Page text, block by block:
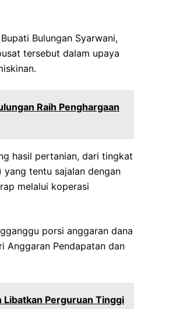
Bulungan Syarwani,
tersebut dalam upaya
Raih Penghargaan
hasil pertanian, dari tingkat
yang tentu sajalan dengan
melalui koperasi
porsi anggaran dana
Anggaran Pendapatan dan
Libatkan Perguruan Tinggi